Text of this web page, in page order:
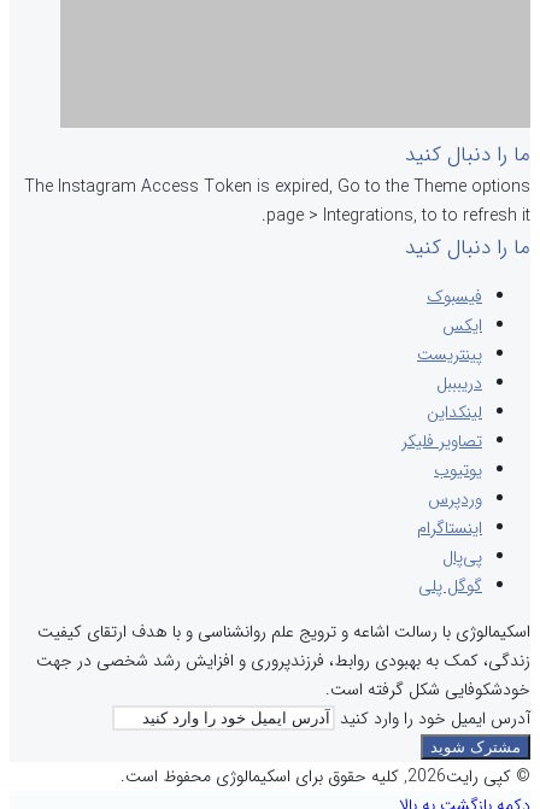
ما را دنبال کنید
The Instagram Access Token is expired, Go to the Theme options
page > Integrations, to to refresh it.
ما را دنبال کنید
فیسبوک
ایکس
پینتریست
دریبببل
لینکداین
تصاویر فلیکر
یوتیوب
وردپرس
اینستاگرام
پی‌پال
گوگل پلی
اسکیمالوژی با رسالت اشاعه و ترویج علم روانشناسی و با هدف ارتقای کیفیت
زندگی، کمک به بهبودی روابط، فرزندپروری و افزایش رشد شخصی در جهت
خودشکوفایی شکل گرفته است.
آدرس ایمیل خود را وارد کنید
© کپی رایت2026, کلیه حقوق برای اسکیمالوژی محفوظ است.